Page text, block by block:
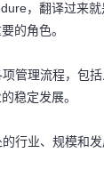
，翻译过来
的角色。
管理流程，包
稳定发展。
行业、规模和